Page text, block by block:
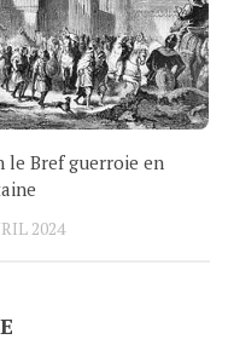
le Bref guerroie en
2024